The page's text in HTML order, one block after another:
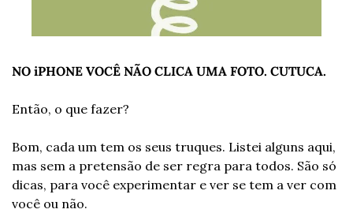
NO iPHONE VOCÊ NÃO CLICA UMA FOTO. CUTUCA.
Então, o que fazer?
Bom, cada um tem os seus truques. Listei alguns aqui,
mas sem a pretensão de ser regra para todos. São só
dicas, para você experimentar e ver se tem a ver com
você ou não.